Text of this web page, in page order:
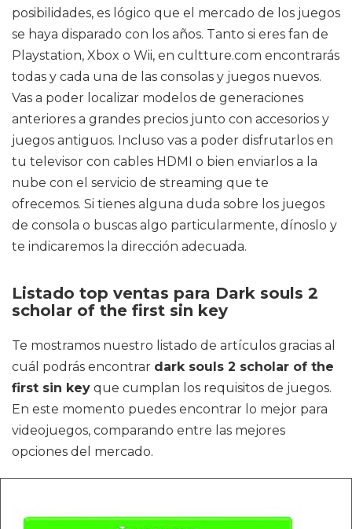
posibilidades, es lógico que el mercado de los juegos
se haya disparado con los años. Tanto si eres fan de
Playstation, Xbox o Wii, en cultture.com encontrarás
todas y cada una de las consolas y juegos nuevos.
Vas a poder localizar modelos de generaciones
anteriores a grandes precios junto con accesorios y
juegos antiguos. Incluso vas a poder disfrutarlos en
tu televisor con cables HDMI o bien enviarlos a la
nube con el servicio de streaming que te
ofrecemos. Si tienes alguna duda sobre los juegos
de consola o buscas algo particularmente, dínoslo y
te indicaremos la dirección adecuada.
Listado top ventas para Dark souls 2
scholar of the first sin key
Te mostramos nuestro listado de artículos gracias al
cuál podrás encontrar dark souls 2 scholar of the
first sin key que cumplan los requisitos de juegos.
En este momento puedes encontrar lo mejor para
videojuegos, comparando entre las mejores
opciones del mercado.